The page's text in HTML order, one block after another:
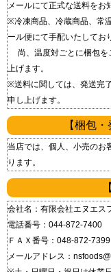
メールにて正式な送料をお
※冷凍商品、冷蔵商品、常
ール便にて手配いたしてお
尚、温度対ごとに梱包を
上げます。
※送料に関しては、発送完
申し上げます。
【梱包
当店では、個人、小売のお
ります。
会社名：有限会社エヌエス
電話番号：044-872-7400
ＦＡＸ番号：048-872-7399
メールアドレス：